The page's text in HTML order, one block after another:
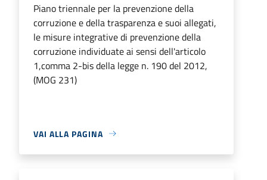
Piano triennale per la prevenzione della
corruzione e della trasparenza e suoi allegati,
le misure integrative di prevenzione della
corruzione individuate ai sensi dell'articolo
1,comma 2-bis della legge n. 190 del 2012,
(MOG 231)
VAI ALLA PAGINA